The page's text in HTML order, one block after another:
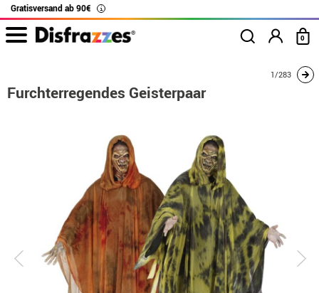
Gratisversand ab 90€ i
0
Furchterregendes Geisterpaar
1/283
Furchterregendes Geisterpaar